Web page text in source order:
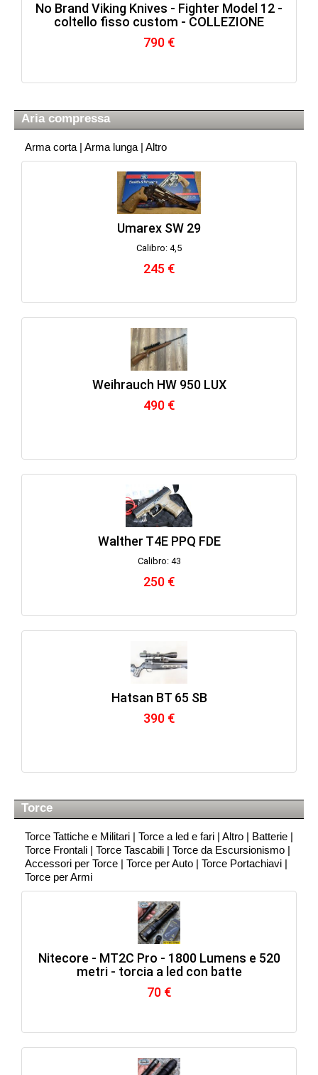
No Brand Viking Knives - Fighter Model 12 -
coltello fisso custom - COLLEZIONE
790 €
Aria compressa
Arma corta | Arma lunga | Altro
Umarex SW 29
Calibro: 4,5
245 €
Weihrauch HW 950 LUX
490 €
Walther T4E PPQ FDE
Calibro: 43
250 €
Hatsan BT 65 SB
390 €
Torce
Torce Tattiche e Militari | Torce a led e fari | Altro | Batterie |
Torce Frontali | Torce Tascabili | Torce da Escursionismo |
Accessori per Torce | Torce per Auto | Torce Portachiavi |
Torce per Armi
Nitecore - MT2C Pro - 1800 Lumens e 520
metri - torcia a led con batte
70 €